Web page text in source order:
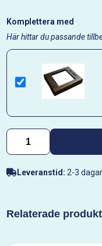
Komplettera med
Här hittar du passande
Leveranstid: 2-3 dagar
Relaterade